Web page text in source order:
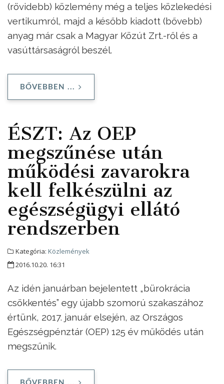
(rövidebb) közlemény még a teljes közlekedési
vertikumról, majd a később kiadott (bővebb)
anyag már csak a Magyar Közút Zrt.-ről és a
vasúttársaságról beszél.
BŐVEBBEN ...
ÉSZT: Az OEP
megszűnése után
működési zavarokra
kell felkészülni az
egészségügyi ellátó
rendszerben
Kategória: Közlemények
2016.10.20. 16:31
Az idén januárban bejelentett „bürokrácia
csökkentés” egy újabb szomorú szakaszához
értünk, 2017. január elsején, az Országos
Egészségpénztár (OEP) 125 év működés után
megszűnik.